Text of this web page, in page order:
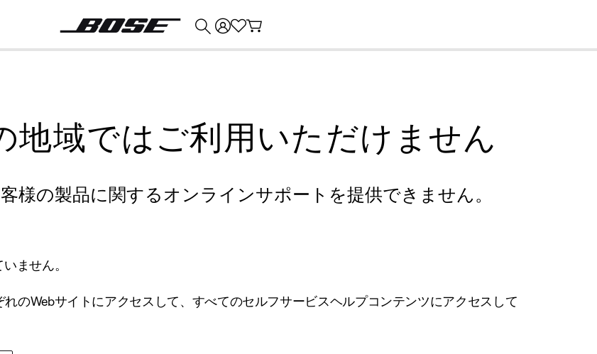
地域ではご利用いただけません
様の製品に関するオンラインサポートを提供できません。
ません。
のWebサイトにアクセスして、すべてのセルフサービスヘルプコンテンツにアクセスして